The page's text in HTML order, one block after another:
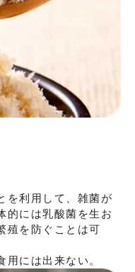
を利用して、雑菌が
的には乳酸菌を生お
殖を防ぐことは可
には出来ない。